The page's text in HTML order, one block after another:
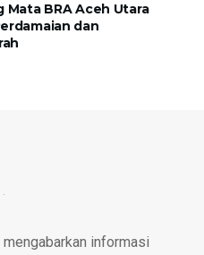
Mata BRA Aceh Utara
dan
informasi